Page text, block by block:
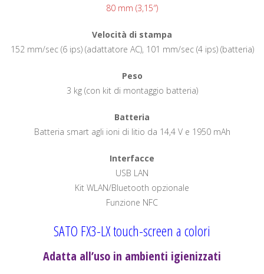
80 mm (3,15″)
Velocità di stampa
152 mm/sec (6 ips) (adattatore AC), 101 mm/sec (4 ips) (batteria)
Peso
3 kg (con kit di montaggio batteria)
Batteria
Batteria smart agli ioni di litio da 14,4 V e 1950 mAh
Interfacce
USB LAN
Kit WLAN/Bluetooth opzionale
Funzione NFC
SATO FX3-LX touch-screen a colori
Adatta all’uso in ambienti igienizzati